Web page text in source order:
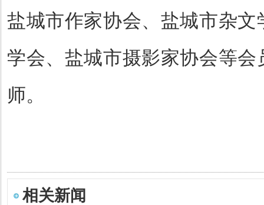
盐城市作家协会、盐城市杂
学会、盐城市摄影家协会等
师。
相关新闻